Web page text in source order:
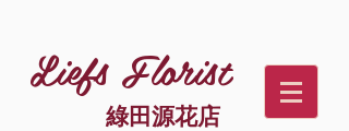
Liefs Florist
綠田源花店